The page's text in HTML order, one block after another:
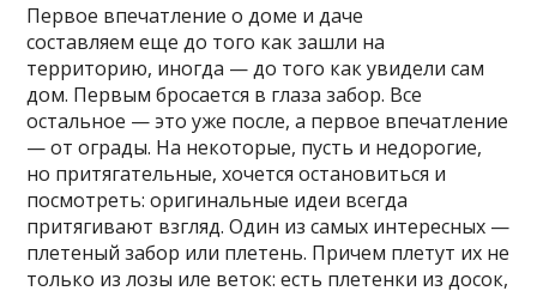
Первое впечатление о доме и даче
составляем еще до того как зашли на
территорию, иногда — до того как увидели сам
дом. Первым бросается в глаза забор. Все
остальное — это уже после, а первое впечатление
— от ограды. На некоторые, пусть и недорогие,
но притягательные, хочется остановиться и
посмотреть: оригинальные идеи всегда
притягивают взгляд. Один из самых интересных —
плетеный забор или плетень. Причем плетут их не
только из лозы иле веток: есть плетенки из досок,